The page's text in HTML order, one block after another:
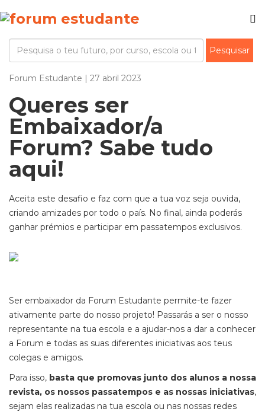
Forum Estudante | 27 abril 2023
Queres ser
Embaixador/a
Forum? Sabe tudo
aqui!
Aceita este desafio e faz com que a tua voz seja ouvida,
criando amizades por todo o país. No final, ainda poderás
ganhar prémios e participar em passatempos exclusivos.
Ser embaixador da Forum Estudante permite-te fazer
ativamente parte do nosso projeto! Passarás a ser o nosso
representante na tua escola e a ajudar-nos a dar a conhecer
a Forum e todas as suas diferentes iniciativas aos teus
colegas e amigos.
Para isso, basta que promovas junto dos alunos a nossa
revista, os nossos passatempos e as nossas iniciativas,
sejam elas realizadas na tua escola ou nas nossas redes